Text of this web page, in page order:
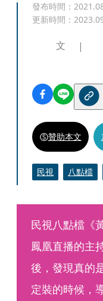
發布時間：
更新時間：
文
贊助本文
民視 八點檔
民視八點檔《
鳳凰直播的主
後，發現真的
定裝的時候，